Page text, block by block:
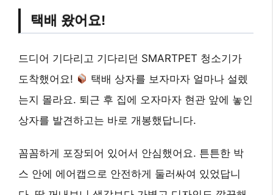
택배 왔어요!
드디어 기다리고 기다리던 SMARTPET 청소기가
도착했어요!
택배 상자를 보자마자 얼마나 설렜
는지 몰라요. 퇴근 후 집에 오자마자 현관 앞에 놓인
상자를 발견하고는 바로 개봉했답니다.
꼼꼼하게 포장되어 있어서 안심했어요. 튼튼한 박
스 안에 에어캡으로 안전하게 둘러싸여 있었답니